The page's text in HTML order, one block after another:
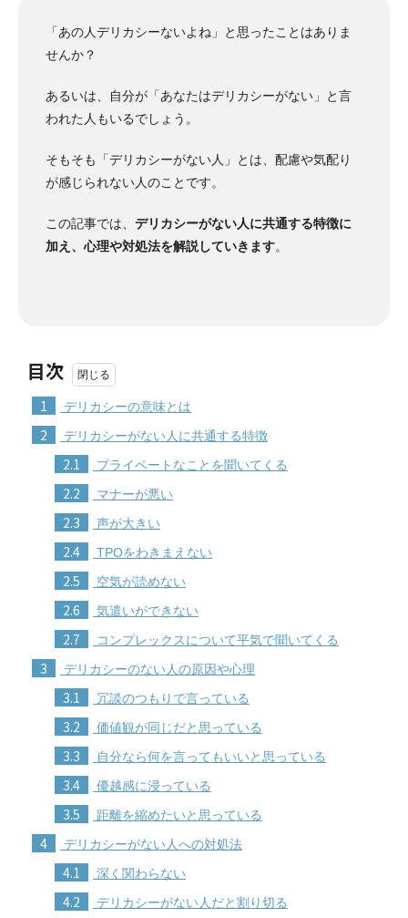
「あの人デリカシーないよね」と思ったことはありま
せんか？
あるいは、自分が「あなたはデリカシーがない」と言
われた人もいるでしょう。
そもそも「デリカシーがない人」とは、配慮や気配り
が感じられない人のことです。
この記事では、 デリカシーがない人に共通する特徴に
加え、心理や対処法を解説していきます。
目次
1 デリカシーの意味とは
2 デリカシーがない人に共通する特徴
2.1 プライベートなことを聞いてくる
2.2 マナーが悪い
2.3 声が大きい
2.4 TPOをわきまえない
2.5 空気が読めない
2.6 気遣いができない
2.7 コンプレックスについて平気で聞いてくる
3 デリカシーのない人の原因や心理
3.1 冗談のつもりで言っている
3.2 価値観が同じだと思っている
3.3 自分なら何を言ってもいいと思っている
3.4 優越感に浸っている
3.5 距離を縮めたいと思っている
4 デリカシーがない人への対処法
4.1 深く関わらない
4.2 デリカシーがない人だと割り切る